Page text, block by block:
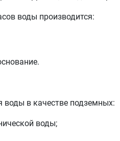
воды производится:
воды в качестве подземных:
воды;